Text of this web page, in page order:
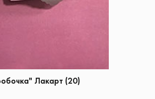
Лакарт (20)